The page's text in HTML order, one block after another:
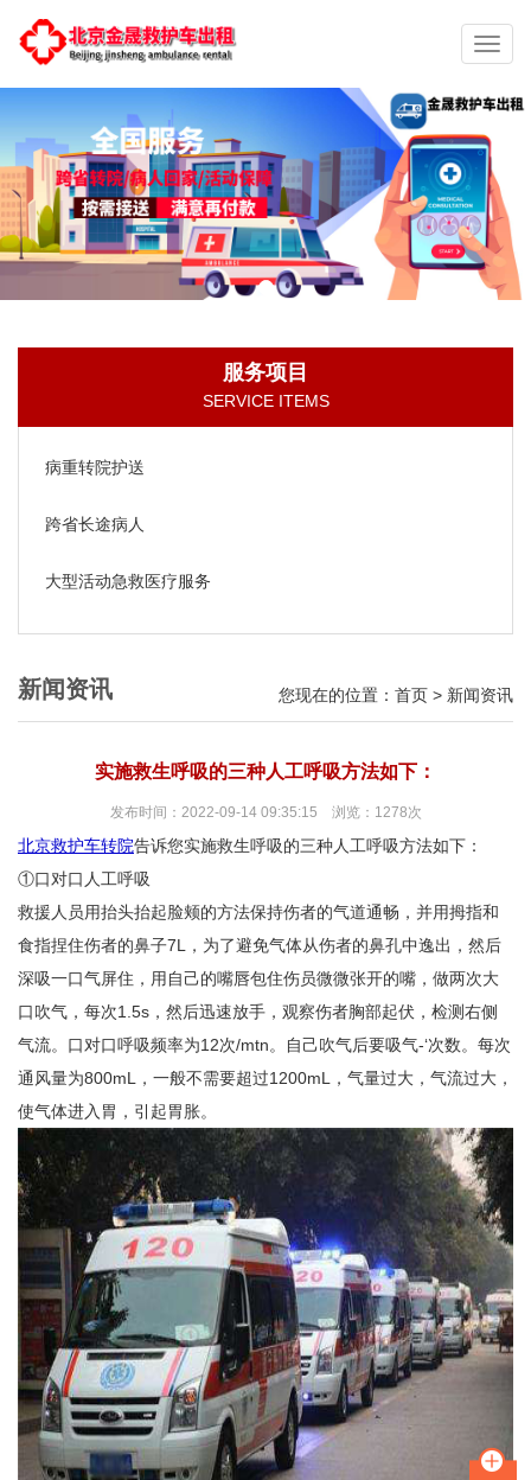
切
换
导
航
服务项目
SERVICE ITEMS
病重转院护送
跨省长途病人
大型活动急救医疗服务
新闻资讯 您现在的位置： 首页 > 新闻资讯
实施救生呼吸的三种人工呼吸方法如下：
发布时间：2022-09-14 09:35:15 浏览：1278次
北京救护车转院告诉您实施救生呼吸的三种人工呼吸方法如下：
①口对口人工呼吸
救援人员用抬头抬起脸颊的方法保持伤者的气道通畅，并用拇指和
食指捏住伤者的鼻子7L，为了避免气体从伤者的鼻孔中逸出，然后
深吸一口气屏住，用自己的嘴唇包住伤员微微张开的嘴，做两次大
口吹气，每次1.5s，然后迅速放手，观察伤者胸部起伏，检测右侧
气流。口对口呼吸频率为12次/mtn。自己吹气后要吸气-‘次数。每次
通风量为800mL，一般不需要超过1200mL，气量过大，气流过大，
使气体进入胃，引起胃胀。